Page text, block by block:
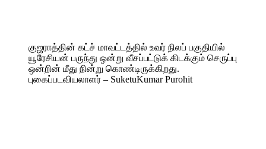
குஜராத்தின் கட்ச் மாவட்டத்தில் உவர் நிலப் பகுதியில்
யூரேசியன் பருந்து ஒன்று வீசப்பட்டுக் கிடக்கும் செருப்பு
ஒன்றின் மீது நின்று கொண்டிருக்கிறது.
புகைப்படவியலாளர் – SuketuKumar Purohit